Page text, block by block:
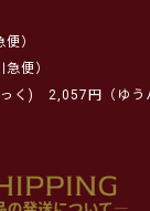
）
便）
く)
2,057円（ゆう